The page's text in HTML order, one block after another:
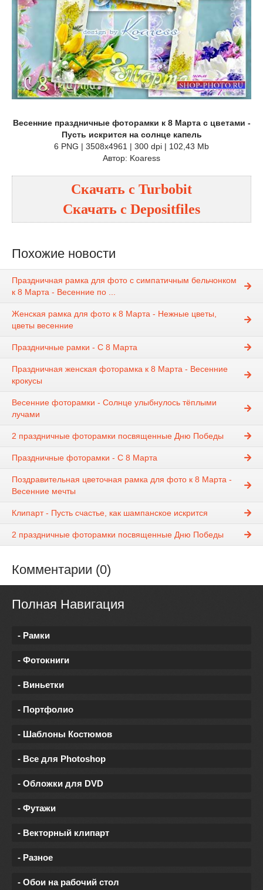
Весенние праздничные фоторамки к 8 Марта с цветами -
Пусть искрится на солнце капель
6 PNG | 3508x4961 | 300 dpi | 102,43 Mb
Автор: Koaress
Скачать с Turbobit
Скачать с Depositfiles
Похожие новости
Праздничная рамка для фото с симпатичным бельчонком
к 8 Марта - Весенние по ...
Женская рамка для фото к 8 Марта - Нежные цветы,
цветы весенние
Праздничные рамки - С 8 Марта
Праздничная женская фоторамка к 8 Марта - Весенние
крокусы
Весенние фоторамки - Солнце улыбнулось тёплыми
лучами
2 праздничные фоторамки посвященные Дню Победы
Праздничные фоторамки - С 8 Марта
Поздравительная цветочная рамка для фото к 8 Марта -
Весенние мечты
Клипарт - Пусть счастье, как шампанское искрится
2 праздничные фоторамки посвященные Дню Победы
Комментарии (0)
Полная Навигация
- Рамки
- Фотокниги
- Виньетки
- Портфолио
- Шаблоны Костюмов
- Все для Photoshop
- Обложки для DVD
- Футажи
- Векторный клипарт
- Разное
- Обои на рабочий стол